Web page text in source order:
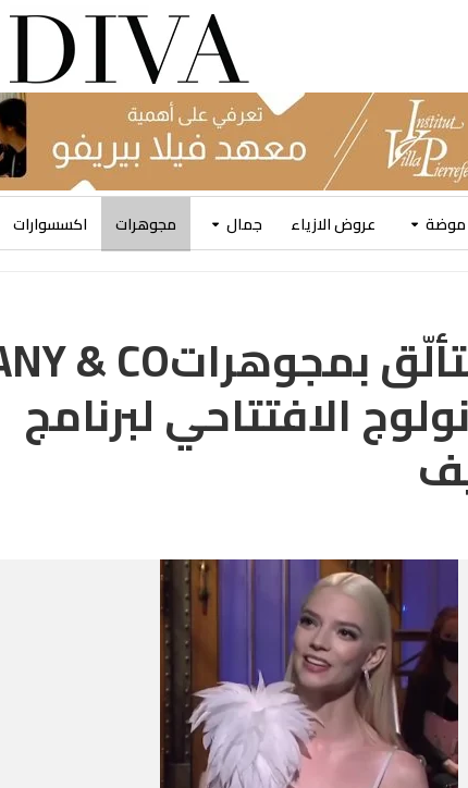
موضة عروض الازياء جمال مجوهرات اكسسوارات
الافتتاحي لبرنامج